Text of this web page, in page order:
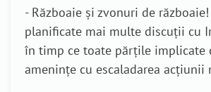
- Războaie și zvonuri de
planificate mai multe discuții cu
în timp ce toate părțile implicate
amenințe cu escaladarea acțiunii